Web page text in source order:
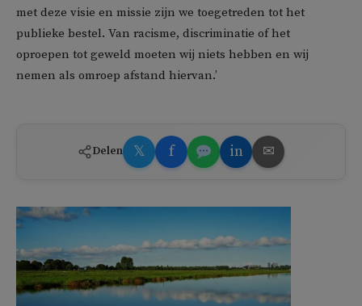
met deze visie en missie zijn we toegetreden tot het
publieke bestel. Van racisme, discriminatie of het
oproepen tot geweld moeten wij niets hebben en wij
nemen als omroep afstand hiervan.’
Delen 𝕏 f in ✉